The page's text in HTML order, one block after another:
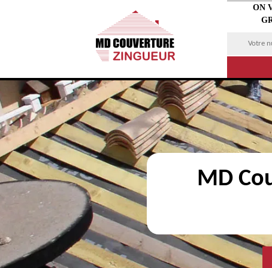
ON
MD